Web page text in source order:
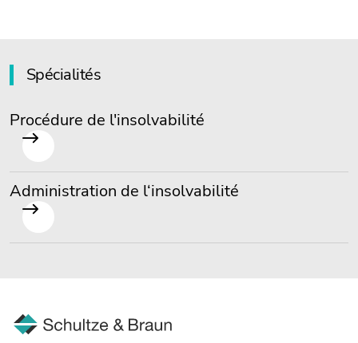
Spécialités
Procédure de l'insolvabilité
Administration de l‘insolvabilité